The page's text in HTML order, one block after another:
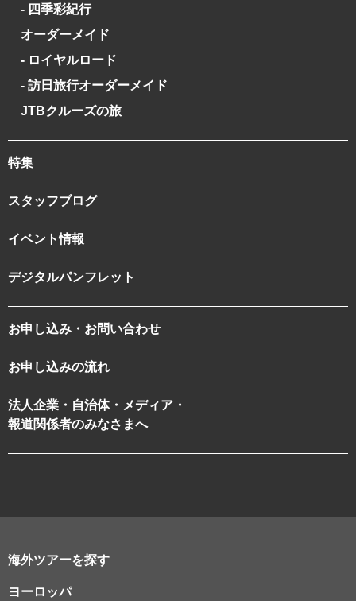
- 四季彩紀行
オーダーメイド
- ロイヤルロード
- 訪日旅行オーダーメイド
JTBクルーズの旅
特集
スタッフブログ
イベント情報
デジタルパンフレット
お申し込み・お問い合わせ
お申し込みの流れ
法人企業・自治体・メディア・
報道関係者のみなさまへ
海外ツアーを探す
ヨーロッパ